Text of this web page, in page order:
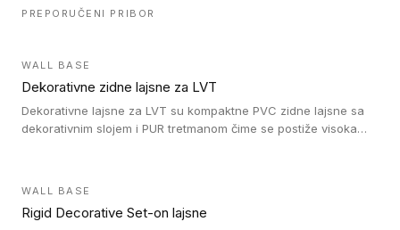
PREPORUČENI PRIBOR
WALL BASE
Dekorativne zidne lajsne za LVT
Dekorativne lajsne za LVT su kompaktne PVC zidne lajsne sa
dekorativnim slojem i PUR tretmanom čime se postiže visoka
WALL BASE
Rigid Decorative Set-on lajsne